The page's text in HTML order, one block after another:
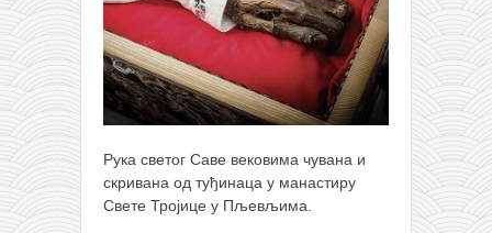
законоправило
духовни отац
православље
забрањена историја
ћирилица
породичне приче
Рука светог Саве вековима чувана и
скривана од туђинаца у манастиру
Свете Тројице у Пљевљима.